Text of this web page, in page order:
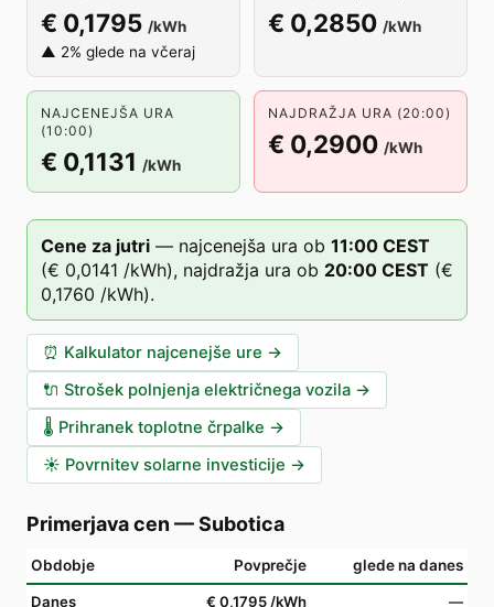
€ 0,1795 /kWh
▲ 2% glede na včeraj
€ 0,2850 /kWh
NAJCENEJŠA URA
(10:00)
€ 0,1131 /kWh
NAJDRAŽJA URA (20:00)
€ 0,2900 /kWh
Cene za jutri — najcenejša ura ob 11:00 CEST
(€ 0,0141 /kWh), najdražja ura ob 20:00 CEST (€
0,1760 /kWh).
⏰ Kalkulator najcenejše ure →
🔌 Strošek polnjenja električnega vozila →
🌡️ Prihranek toplotne črpalke →
☀️ Povrnitev solarne investicije →
Primerjava cen —Subotica
Obdobje Povprečje glede na danes
Danes € 0,1795 /kWh
—